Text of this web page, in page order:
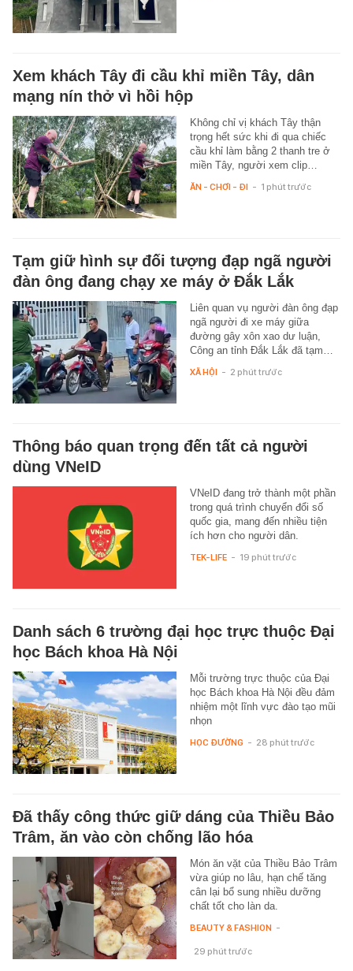
Xem khách Tây đi cầu khỉ miền Tây, dân
mạng nín thở vì hồi hộp
Không chỉ vị khách Tây thận
trọng hết sức khi đi qua chiếc
cầu khỉ làm bằng 2 thanh tre ở
miền Tây, người xem clip…
ĂN - CHƠI - ĐI - 1 phút trước
Tạm giữ hình sự đối tượng đạp ngã người
đàn ông đang chạy xe máy ở Đắk Lắk
Liên quan vụ người đàn ông đạp
ngã người đi xe máy giữa
đường gây xôn xao dư luận,
Công an tỉnh Đắk Lắk đã tạm…
XÃ HỘI - 2 phút trước
Thông báo quan trọng đến tất cả người
dùng VNeID
VNeID đang trở thành một phần
trong quá trình chuyển đổi số
quốc gia, mang đến nhiều tiện
ích hơn cho người dân.
TEK-LIFE - 19 phút trước
Danh sách 6 trường đại học trực thuộc Đại
học Bách khoa Hà Nội
Mỗi trường trực thuộc của Đại
học Bách khoa Hà Nội đều đảm
nhiệm một lĩnh vực đào tạo mũi
nhọn
HỌC ĐƯỜNG - 28 phút trước
Đã thấy công thức giữ dáng của Thiều Bảo
Trâm, ăn vào còn chống lão hóa
Món ăn vặt của Thiều Bảo Trâm
vừa giúp no lâu, hạn chế tăng
cân lại bổ sung nhiều dưỡng
chất tốt cho làn da.
BEAUTY & FASHION -
29 phút trước